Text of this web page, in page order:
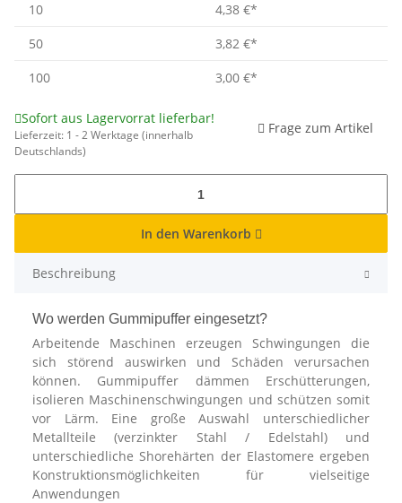
10 4,38 €*
50
3,82 €*
100
3,00 €*
Sofort aus Lagervorrat lieferbar!
Lieferzeit: 1 - 2 Werktage (innerhalb
Deutschlands)
Frage zum Artikel
In den Warenkorb
Beschreibung
Wo werden Gummipuffer eingesetzt?
Arbeitende Maschinen erzeugen Schwingungen die
sich störend auswirken und Schäden verursachen
können. Gummipuffer dämmen Erschütterungen,
isolieren Maschinenschwingungen und schützen somit
vor Lärm. Eine große Auswahl unterschiedlicher
Metallteile (verzinkter Stahl / Edelstahl) und
unterschiedliche Shorehärten der Elastomere ergeben
Konstruktionsmöglichkeiten für vielseitige
Anwendungen